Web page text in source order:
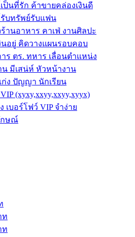
เป็นที่รัก ค้าขายคล่องเงินดี
รับทรัพย์รับแฟน
ร้านอาหาร คาเฟ่ งานศิลปะ
งินอยู่ คิดวางแผนรอบคอบ
าร ตร. ทหาร เลื่อนตำแหน่ง
าน มีเสน่ห์ หัวหน้างาน
เก่ง ปัญญา นักเรียน
(xyxy,xxyy,xxyy,xyyx)
เบอร์โฟว์ VIP จำง่าย
กษณ์
ท
ท